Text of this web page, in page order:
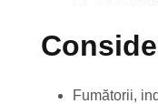
Fumătorii,